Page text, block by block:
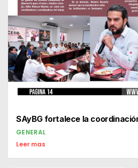
SAyBG fortalece la
GENERAL
Leer mas